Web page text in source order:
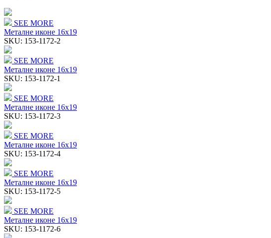
SEE MORE
Металне иконе 16x19
SKU: 153-1172-2
SEE MORE
Металне иконе 16x19
SKU: 153-1172-1
SEE MORE
Металне иконе 16x19
SKU: 153-1172-3
SEE MORE
Металне иконе 16x19
SKU: 153-1172-4
SEE MORE
Металне иконе 16x19
SKU: 153-1172-5
SEE MORE
Металне иконе 16x19
SKU: 153-1172-6